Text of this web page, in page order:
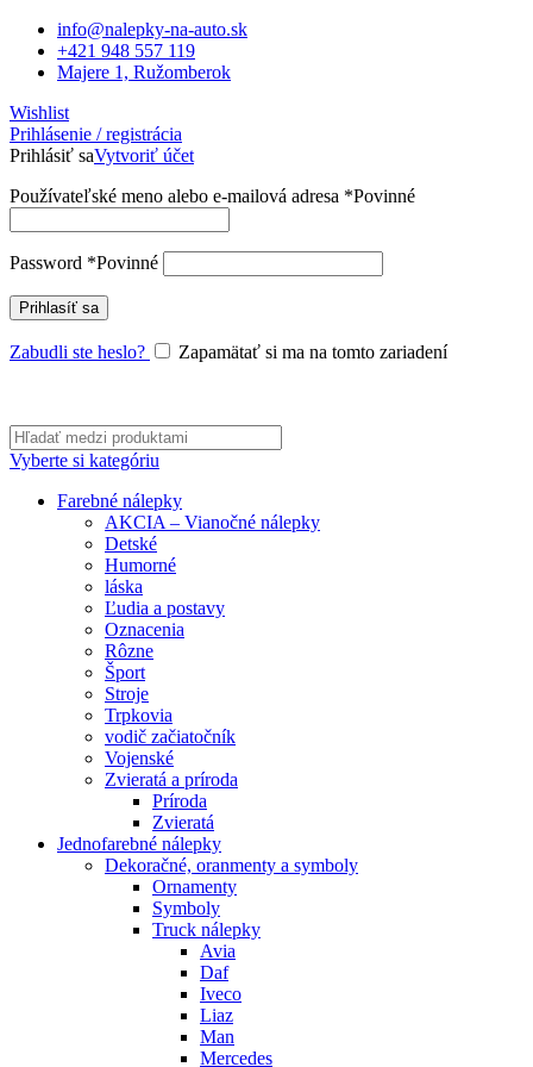
info@nalepky-na-auto.sk
+421 948 557 119
Majere 1, Ružomberok
Wishlist
Prihlásenie / registrácia
Prihlásiť saVytvoriť účet
Používateľské meno alebo e-mailová adresa *Povinné
Password *Povinné
Prihlasíť sa
Zabudli ste heslo? Zapamätať si ma na tomto zariadení
Vyberte si kategóriu
Farebné nálepky
AKCIA – Vianočné nálepky
Detské
Humorné
láska
Ľudia a postavy
Oznacenia
Rôzne
Šport
Stroje
Trpkovia
vodič začiatočník
Vojenské
Zvieratá a príroda
Príroda
Zvieratá
Jednofarebné nálepky
Dekoračné, oranmenty a symboly
Ornamenty
Symboly
Truck nálepky
Avia
Daf
Iveco
Liaz
Man
Mercedes